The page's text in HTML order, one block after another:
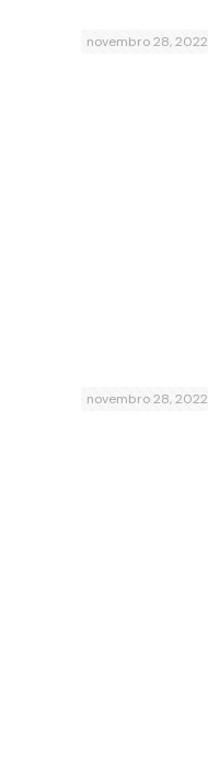
novembro 28, 2022
novembro 28, 2022